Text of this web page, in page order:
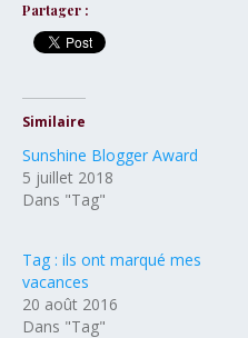
Partager :
Similaire
Sunshine Blogger Award
5 juillet 2018
Dans "Tag"
Tag : ils ont marqué mes
vacances
20 août 2016
Dans "Tag"